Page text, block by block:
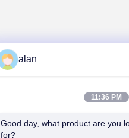
alan
11:36 PM
Good day, what product are you
for?